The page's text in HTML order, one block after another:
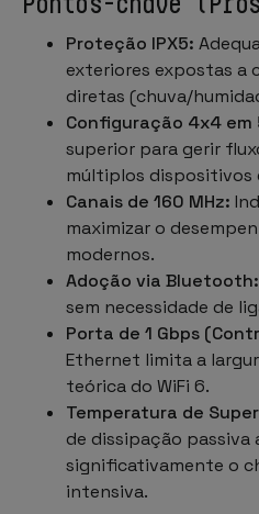
Proteção IPX5:
exteriores expostas a
diretas (chuva/
Configuração 4x4 em
superior para gerir
múltiplos dispositivos
Canais de 160 MHz:
maximizar o
modernos.
Adoção via Bluetooth:
sem necessidade de
Porta de 1 Gbps
Ethernet limita a
teórica do WiFi 6.
Temperatura de
de dissipação passiva
significativamente o
intensiva.